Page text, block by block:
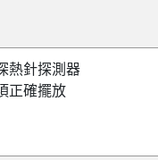
熱針探測器
正確擺放